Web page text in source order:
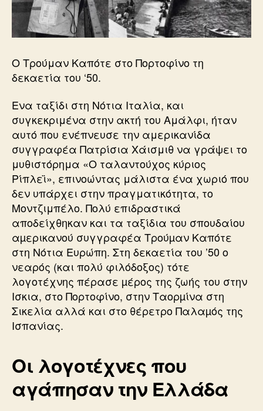
Ο Τρούμαν Καπότε στο Πορτοφίνο τη
δεκαετία του ‘50.
Ενα ταξίδι στη Νότια Ιταλία, και
συγκεκριμένα στην ακτή του Αμάλφι, ήταν
αυτό που ενέπνευσε την αμερικανίδα
συγγραφέα Πατρίσια Χάισμιθ να γράψει το
μυθιστόρημα «Ο ταλαντούχος κύριος
Ρίπλεϊ», επινοώντας μάλιστα ένα χωριό που
δεν υπάρχει στην πραγματικότητα, το
Μοντζιμπέλο. Πολύ επιδραστικά
αποδείχθηκαν και τα ταξίδια του σπουδαίου
αµερικανού συγγραφέα Τρούµαν Καπότε
στη Νότια Ευρώπη. Στη δεκαετία του ’50 ο
νεαρός (και πολύ φιλόδοξος) τότε
λογοτέχνης πέρασε µέρος της ζωής του στην
Ισκια, στο Πορτοφίνο, στην Ταορµίνα στη
Σικελία αλλά και στο θέρετρο Παλαµός της
Ισπανίας.
Οι λογοτέχνες που
αγάπησαν την Ελλάδα